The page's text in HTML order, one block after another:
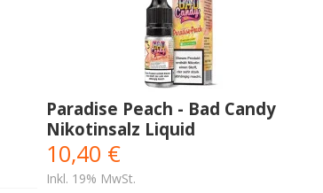
Paradise Peach - Bad Candy
Nikotinsalz Liquid
10,40 €
Inkl. 19% MwSt.